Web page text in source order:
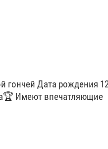
гончей Дата рождения
Имеют впечатляющие